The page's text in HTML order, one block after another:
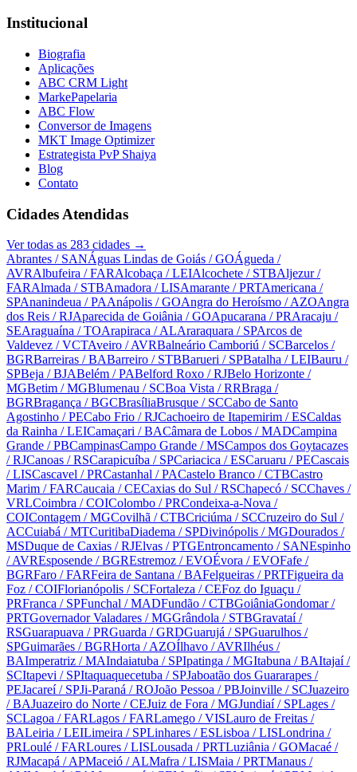
Institucional
Biografia
Aplicações
ABC CRM Light
MarkePapelaria
ABC Flow
Conversor de Imagens
MKT Image Optimizer
Estrategista PvP Shaiya
Blog
Contato
Cidades Atendidas
Ver todas as 283 cidades →
Abrantes / SANÁguas Lindas de Goiás / GOÁgueda /
AVRAlbufeira / FARAlcobaça / LEIAlcochete / STBAljezur/
FARAlmada / STBAmadora / LISAmarante / PRTAmericana /
SPAnanindeua / PAAnápolis / GOAngra do Heroísmo / AZOAngra
dos Reis / RJAparecida de Goiânia / GOApucarana / PRAracaju /
SEAraguaína / TOArapiraca / ALAraraquara / SPArcos de
Valdevez / VCTAveiro / AVRBalneário Camboriú / SCBarcelos /
BGRBarreiras / BABarreiro / STBBarueri / SPBatalha / LEIBauru /
SPBeja / BJABelém / PABelford Roxo / RJBelo Horizonte /
MGBetim / MGBlumenau / SCBoa Vista / RRBraga /
BGRBragança / BGCBrasíliaBrusque / SCCabo de Santo
Agostinho / PECabo Frio / RJCachoeiro de Itapemirim / ESCaldas
da Rainha / LEICamaçari / BACâmara de Lobos / MADCampina
Grande / PBCampinasCampo Grande / MSCampos dos Goytacazes
/ RJCanoas / RSCarapicuíba / SPCariacica / ESCaruaru / PECascais
/ LISCascavel / PRCastanhal / PACastelo Branco / CTBCastro
Marim / FARCaucaia / CECaxias do Sul / RSChapecó / SCChaves /
VRLCoimbra / COIColombo / PRCondeixa-a-Nova /
COIContagem / MGCovilhã / CTBCriciúma / SCCruzeiro do Sul /
ACCuiabá / MTCuritibaDiadema / SPDivinópolis / MGDourados /
MSDuque de Caxias / RJElvas / PTGEntroncamento / SANEspinho
/ AVREsposende / BGREstremoz / EVOÉvora / EVOFafe /
BGRFaro / FARFeira de Santana / BAFelgueiras / PRTFigueira da
Foz / COIFlorianópolis / SCFortaleza / CEFoz do Iguaçu /
PRFranca / SPFunchal / MADFundão / CTBGoiâniaGondomar/
PRTGovernador Valadares / MGGrândola / STBGravataí/
RSGuarapuava / PRGuarda / GRDGuarujá / SPGuarulhos /
SPGuimarães / BGRHorta / AZOÍlhavo / AVRIlhéus /
BAImperatriz / MAIndaiatuba / SPIpatinga / MGItabuna / BAItajaí/
SCItapevi / SPItaquaquecetuba / SPJaboatão dos Guararapes /
PEJacareí/ SPJi-Paraná / ROJoão Pessoa / PBJoinville / SCJuazeiro
/ BAJuazeiro do Norte / CEJuiz de Fora / MGJundiaí/ SPLages /
SCLagoa / FARLagos / FARLamego / VISLauro de Freitas /
BALeiria / LEILimeira / SPLinhares / ESLisboa / LISLondrina /
PRLoulé / FARLoures / LISLousada / PRTLuziânia / GOMacaé /
RJMacapá / APMaceió / ALMafra / LISMaia / PRTManaus /